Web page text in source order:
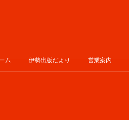
ム 伊勢出版だより 営業案内